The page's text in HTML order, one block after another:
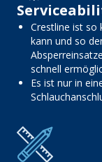
Crestline ist so
kann und so
schnell
Es ist nur in